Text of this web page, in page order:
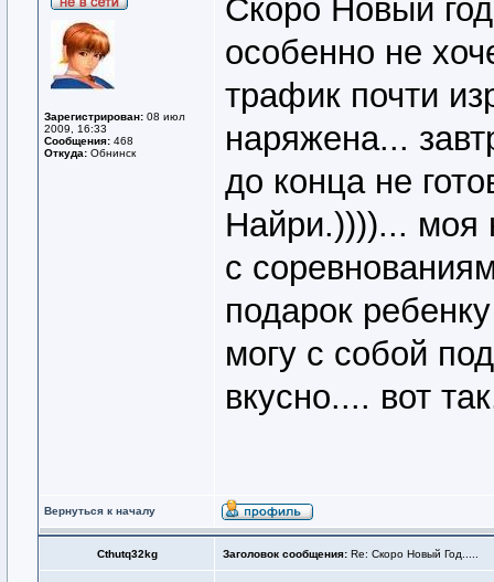
Зарегистрирован: 08 июл
2009, 16:33
Сообщения: 468
Откуда: Обнинск
Скоро Новый
особенно не
трафик почти
наряжена...
до конца не
Найри.))))... моя
с
подарок
могу с собой
вкусно.... вот
Вернуться к началу
Cthutq32kg Заголовок сообщения: Re: Скоро Новый Год.....